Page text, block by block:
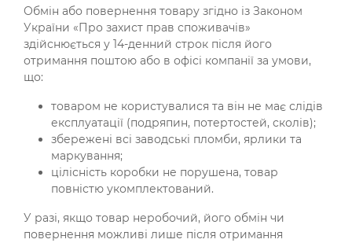
Обмін або повернення товару згідно із Законом
України «Про захист прав споживачів»
здійснюється у 14-денний строк після його
отримання поштою або в офісі компанії за умови,
що:
товаром не користувалися та він не має слідів
експлуатації (подряпин, потертостей, сколів);
збережені всі заводські пломби, ярлики та
маркування;
цілісність коробки не порушена, товар
повністю укомплектований.
У разі, якщо товар неробочий, його обмін чи
повернення можливі лише після отримання